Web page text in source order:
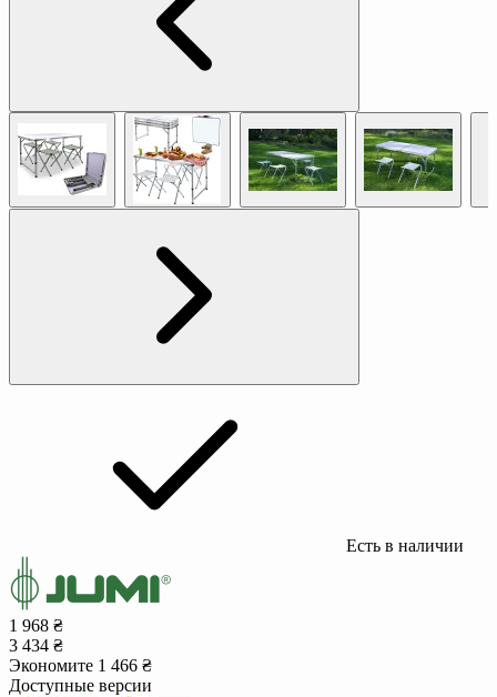
Есть в наличии
1 968 ₴
3 434 ₴
Экономите 1 466 ₴
Доступные версии